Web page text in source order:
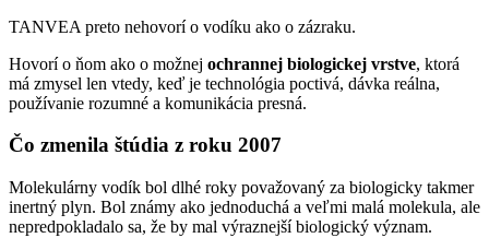
TANVEA preto nehovorí o vodíku ako o zázraku.
Hovorí o ňom ako o možnej ochrannej biologickej vrstve, ktorá
má zmysel len vtedy, keď je technológia poctivá, dávka reálna,
používanie rozumné a komunikácia presná.
Čo zmenila štúdia z roku 2007
Molekulárny vodík bol dlhé roky považovaný za biologicky takmer
inertný plyn. Bol známy ako jednoduchá a veľmi malá molekula, ale
nepredpokladalo sa, že by mal výraznejší biologický význam.